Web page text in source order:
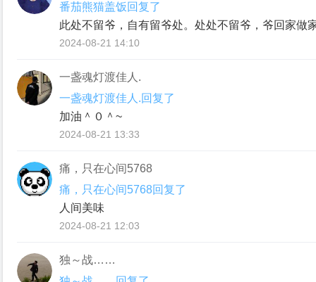
番茄熊猫盖饭回复了
此处不留爷，⾃有留爷处。处处不留爷，爷回家做
2024-08-21 14:10
一盏魂灯渡佳人.
一盏魂灯渡佳人.回复了
加油＾０＾~
2024-08-21 13:33
痛，只在心间5768
痛，只在心间5768回复了
人间美味
2024-08-21 12:03
独～战……